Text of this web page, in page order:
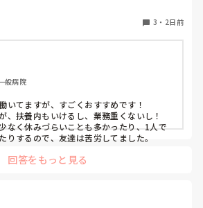
からには、もっと業務量に見合った、
務ができるゆとりが欲しいです。
3 ・ 2日前
般病院
いてますが、すごくおすすめです！
、扶養内もいけるし、業務重くないし！
なく休みづらいことも多かったり、1人で
りするので、友達は苦労してました。
回答をもっと見る